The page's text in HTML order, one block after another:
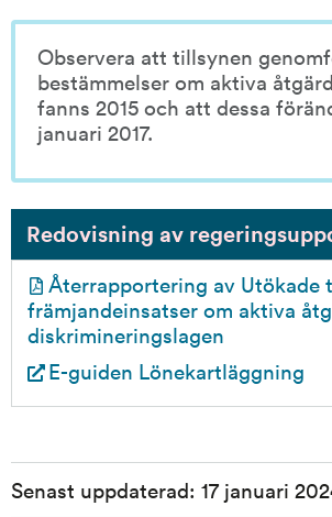
Observera att tillsynen
bestämmelser om aktiva
fanns 2015 och att dessa
januari 2017.
Redovisning av
Återrapportering av Utökade
främjandeinsatser om aktiva
diskrimineringslagen
E-guiden Lönekartläggning
Sidinformation
Senast uppdaterad: 17 januari